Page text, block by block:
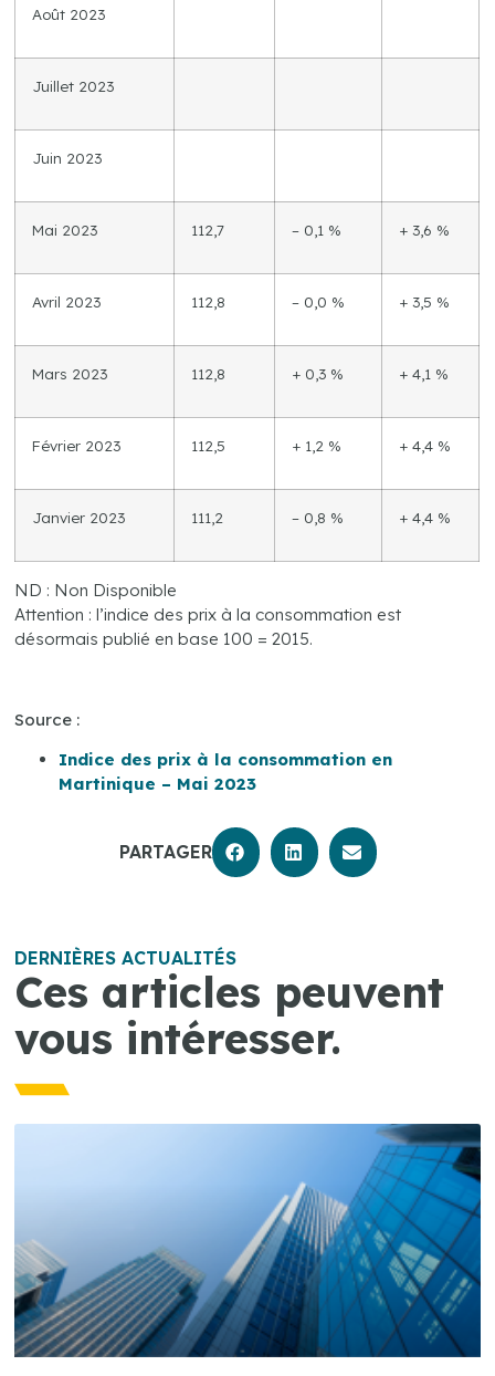
Août 2023
Juillet 2023
Juin 2023
Mai 2023 112,7 – 0,1 % + 3,6 %
Avril 2023 112,8 – 0,0 % + 3,5 %
Mars 2023 112,8 + 0,3 % + 4,1 %
Février 2023 112,5 + 1,2 % + 4,4 %
Janvier 2023 111,2 – 0,8 % + 4,4 %
ND : Non Disponible
Attention : l’indice des prix à la consommation est
désormais publié en base 100 = 2015.
Source :
Indice des prix à la consommation en
Martinique – Mai 2023
PARTAGER
DERNIÈRES ACTUALITÉS
Ces articles peuvent
vous intéresser.